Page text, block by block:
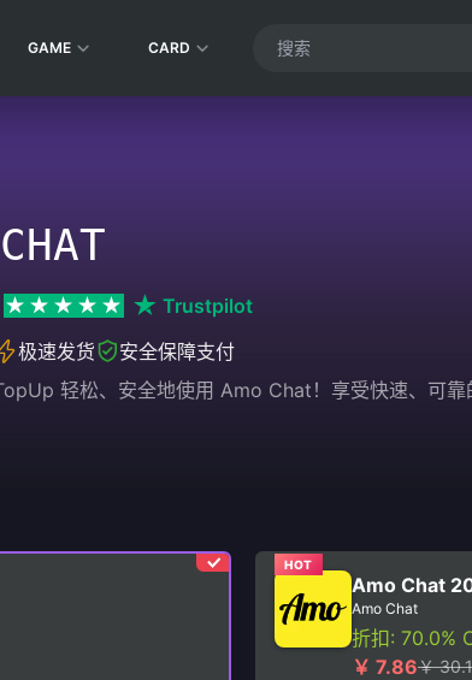
GAME CARD
Trustpilot
极速发货
安全保障支付
轻松、安全地使用 Amo Chat！享受快速、可
HOT
Amo Chat
Amo Chat
折扣: 70.0%
￥ 7.86￥